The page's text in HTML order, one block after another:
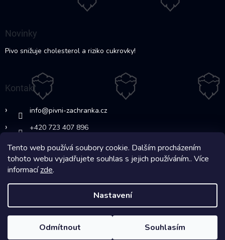
Tento web používá soubory cookie. Dalším procházením
tohoto webu vyjadřujete souhlas s jejich používáním.. Více
informacízde.
Nastavení
Odmítnout Souhlasím
Novinky
Pivo snižuje cholesterol a riziko cukrovky!
Kontakt
info@pivni-zachranka.cz
+420 723 407 896
https://www.facebook.com/www.fb.co
m/pivnipohotovost
Pivní Záchranka. Všechna práva vyhrazena.
Vytvořil Shoptet